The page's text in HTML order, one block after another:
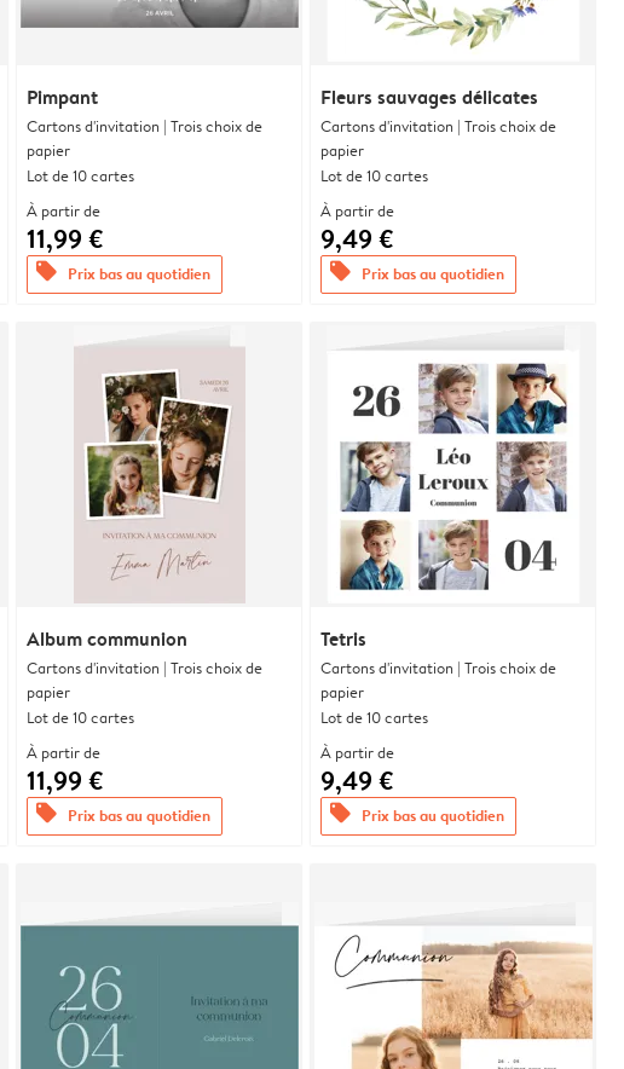
Pimpant
Cartons d'invitation | Trois choix de
papier
Lot de 10 cartes
À partir de
11,99 €
offers Prix bas au quotidien
Fleurs sauvages délicates
Cartons d'invitation | Trois choix de
papier
Lot de 10 cartes
À partir de
9,49 €
offers Prix bas au quotidien
Album communion
Cartons d'invitation | Trois choix de
papier
Lot de 10 cartes
À partir de
11,99 €
offers Prix bas au quotidien
Tetris
Cartons d'invitation | Trois choix de
papier
Lot de 10 cartes
À partir de
9,49 €
offers Prix bas au quotidien